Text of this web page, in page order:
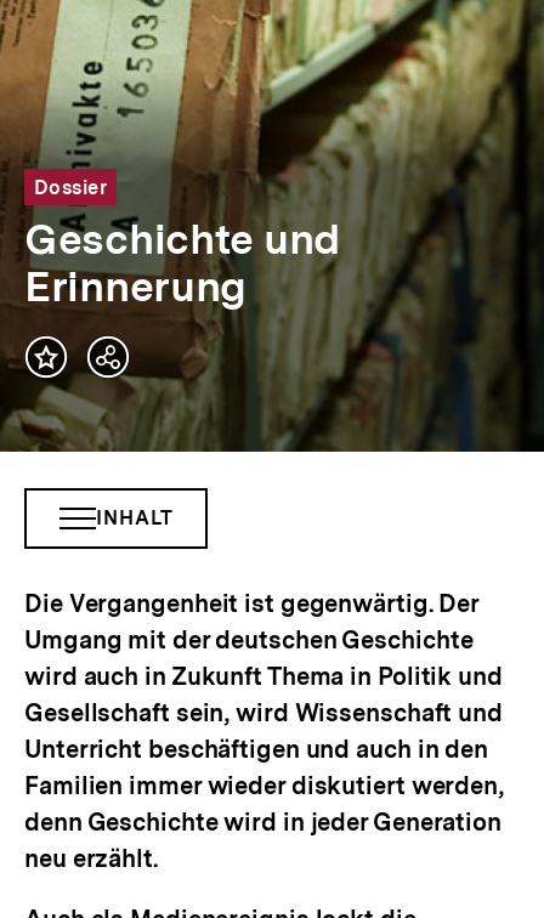
Dossier
Geschichte und
Erinnerung
Teilen
Optionen
anzeigen
INHALTSNAVIGATION
ÖFFNEN
INHALT
Die Vergangenheit ist gegenwärtig. Der
Umgang mit der deutschen Geschichte
wird auch in Zukunft Thema in Politik und
Gesellschaft sein, wird Wissenschaft und
Unterricht beschäftigen und auch in den
Familien immer wieder diskutiert werden,
denn Geschichte wird in jeder Generation
neu erzählt.